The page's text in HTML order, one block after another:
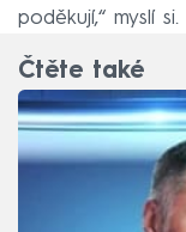
poděkují,“ myslí si.
Čtěte také